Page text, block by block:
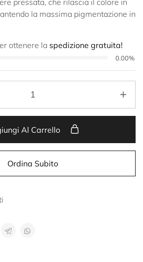
la massima pigmentazione in
ottenere la spedizione gratuita!
0.00%
Al Carrello
Ordina Subito